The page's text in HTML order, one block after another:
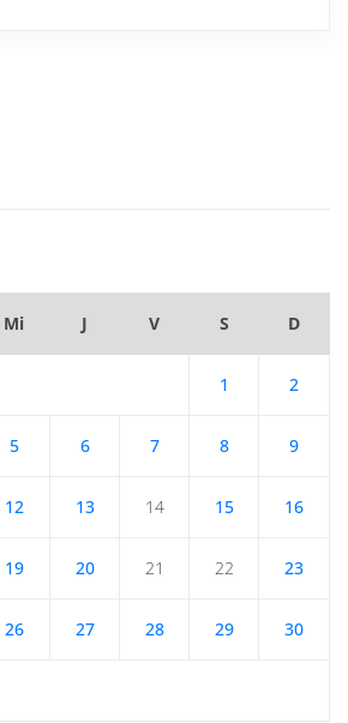
Mi J V S D
1 2
5 6 7 8 9
12 13 14 15 16
19 20 21 22 23
26 27 28 29 30